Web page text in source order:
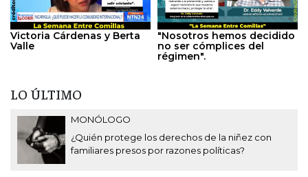
Victoria Cárdenas y Berta
Valle
"Nosotros hemos decidido
no ser cómplices del
régimen".
LO ÚLTIMO
MONÓLOGO
¿Quién protege los derechos de la niñez con
familiares presos por razones políticas?